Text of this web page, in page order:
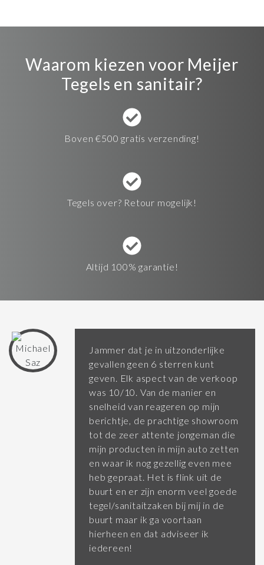
Waarom kiezen voor Meijer
Tegels en sanitair?
Boven €500 gratis verzending!
Tegels over? Retour mogelijk!
Altijd 100% garantie!
Jammer dat je in uitzonderlijke
gevallen geen 6 sterren kunt
geven. Elk aspect van de verkoop
was 10/10. Van de manier en
snelheid van reageren op mijn
berichtje, de prachtige showroom
tot de zeer attente jongeman die
mijn producten in mijn auto zetten
en waar ik nog gezellig even mee
heb gepraat. Het is flink uit de
buurt en er zijn enorm veel goede
tegel/sanitaitzaken bij mij in de
buurt maar ik ga voortaan
hierheen en dat adviseer ik
iedereen!